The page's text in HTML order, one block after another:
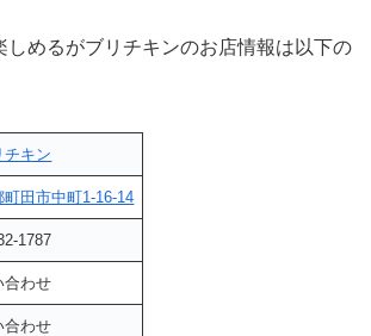
しめるがブリチキンのお店情報は以下の
チキン
町田市中町1-16-14
1787
合わせ
合わせ